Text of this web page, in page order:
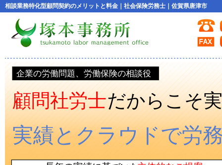
相談業務特化型顧問契約のメリットと料金｜社会保険労務士｜佐賀県唐津市